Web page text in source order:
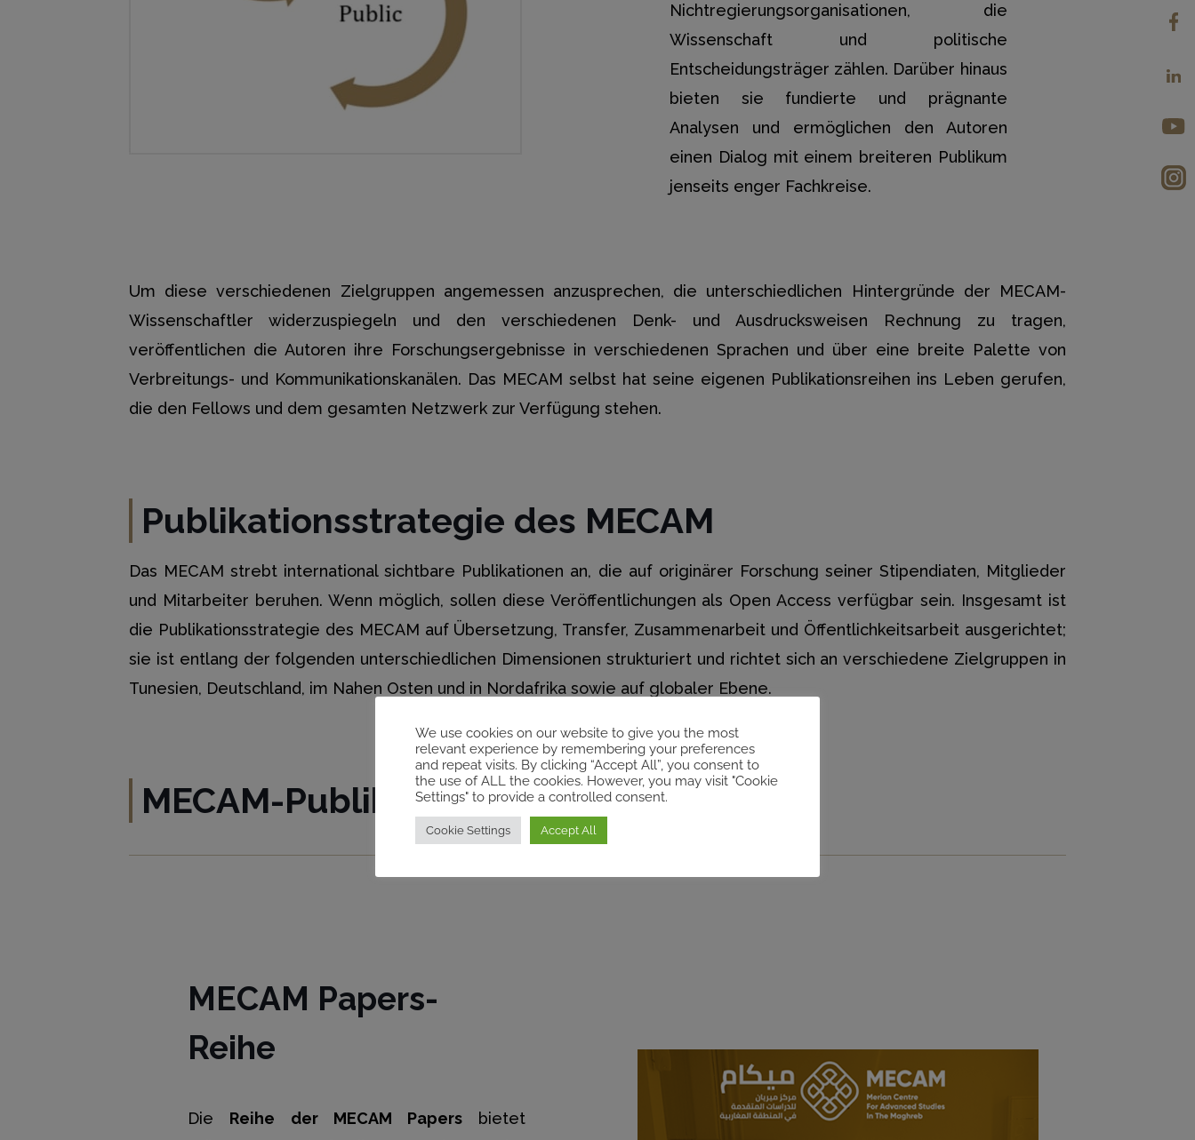
Nichtregierungsorganisationen, die
Wissenschaft und politische
Entscheidungsträger zählen. Darüber hinaus
bieten sie fundierte und prägnante
Analysen und ermöglichen den Autoren
einen Dialog mit einem breiteren Publikum
jenseits enger Fachkreise.
Um diese verschiedenen Zielgruppen angemessen anzusprechen, die unterschiedlichen Hintergründe der MECAM-
Wissenschaftler widerzuspiegeln und den verschiedenen Denk- und Ausdrucksweisen Rechnung zu tragen,
veröffentlichen die Autoren ihre Forschungsergebnisse in verschiedenen Sprachen und über eine breite Palette von
Verbreitungs- und Kommunikationskanälen. Das MECAM selbst hat seine eigenen Publikationsreihen ins Leben gerufen,
die den Fellows und dem gesamten Netzwerk zur Verfügung stehen.
Publikationsstrategie des MECAM
Das MECAM strebt international sichtbare Publikationen an, die auf originärer Forschung seiner Stipendiaten, Mitglieder
und Mitarbeiter beruhen. Wenn möglich, sollen diese Veröffentlichungen als Open Access verfügbar sein. Insgesamt ist
die Publikationsstrategie des MECAM auf Übersetzung, Transfer, Zusammenarbeit und Öffentlichkeitsarbeit ausgerichtet;
sie ist entlang der folgenden unterschiedlichen Dimensionen strukturiert und richtet sich an verschiedene Zielgruppen in
Tunesien, Deutschland, im Nahen Osten und in Nordafrika sowie auf globaler Ebene.
MECAM-Publikationsformate
MECAM Papers-
Reihe
Die Reihe der MECAM Papersbietet
We use cookies on our website to give you the most
relevant experience by remembering your preferences
and repeat visits. By clicking “Accept All”, you consent to
the use of ALL the cookies. However, you may visit "Cookie
Settings" to provide a controlled consent.
Cookie Settings Accept All